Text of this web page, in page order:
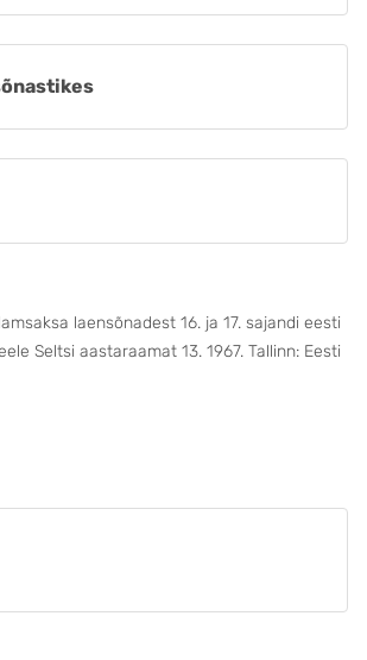
laensõnadest 16. ja 17. sajandi eesti
Seltsi aastaraamat 13. 1967. Tallinn: Eesti